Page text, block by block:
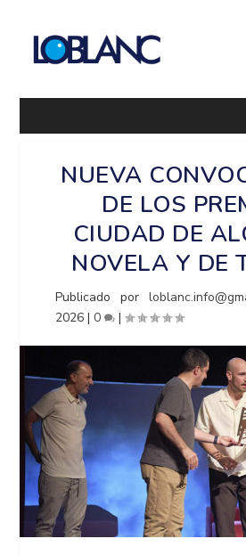
NUEVA
DE LOS
CIUDAD DE
NOVELA Y DE
Publicado por
2026 |0 |